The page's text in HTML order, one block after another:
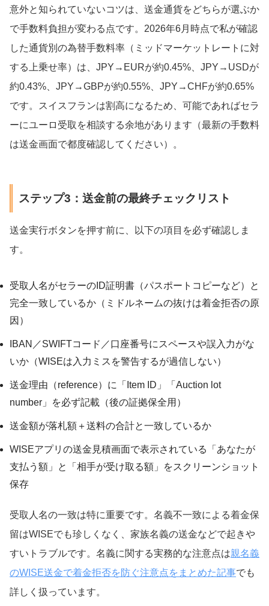
意外と知られていないコツは、送金通貨をどちらが選ぶか
で手数料負担が変わる点です。2026年6月時点で私が確認
した通貨別の為替手数料率（ミッドマーケットレートに対
する上乗せ率）は、JPY→EURが約0.45%、JPY→USDが
約0.43%、JPY→GBPが約0.55%、JPY→CHFが約0.65%
です。スイスフランは割高になるため、可能であればセラ
ーにユーロ受取を相談する余地があります（最新の手数料
は送金画面で都度確認してください）。
ステップ3：送金前の最終チェックリスト
送金実行ボタンを押す前に、以下の項目を必ず確認しま
す。
受取人名がセラーのID証明書（パスポートコピーなど）と
完全一致しているか（ミドルネームの抜けは着金拒否の原
因）
IBAN／SWIFTコード／口座番号にスペースや誤入力がな
いか（WISEは入力ミスを警告するが過信しない）
送金理由（reference）に「Item ID」「Auction lot
number」を必ず記載（後の証拠保全用）
送金額が落札額＋送料の合計と一致しているか
WISEアプリの送金見積画面で表示されている「あなたが
支払う額」と「相手が受け取る額」をスクリーンショット
保存
受取人名の一致は特に重要です。名義不一致による着金保
留はWISEでも珍しくなく、家族名義の送金などで起きや
すいトラブルです。名義に関する実務的な注意点は親名義
のWISE送金で着金拒否を防ぐ注意点をまとめた記事でも
詳しく扱っています。